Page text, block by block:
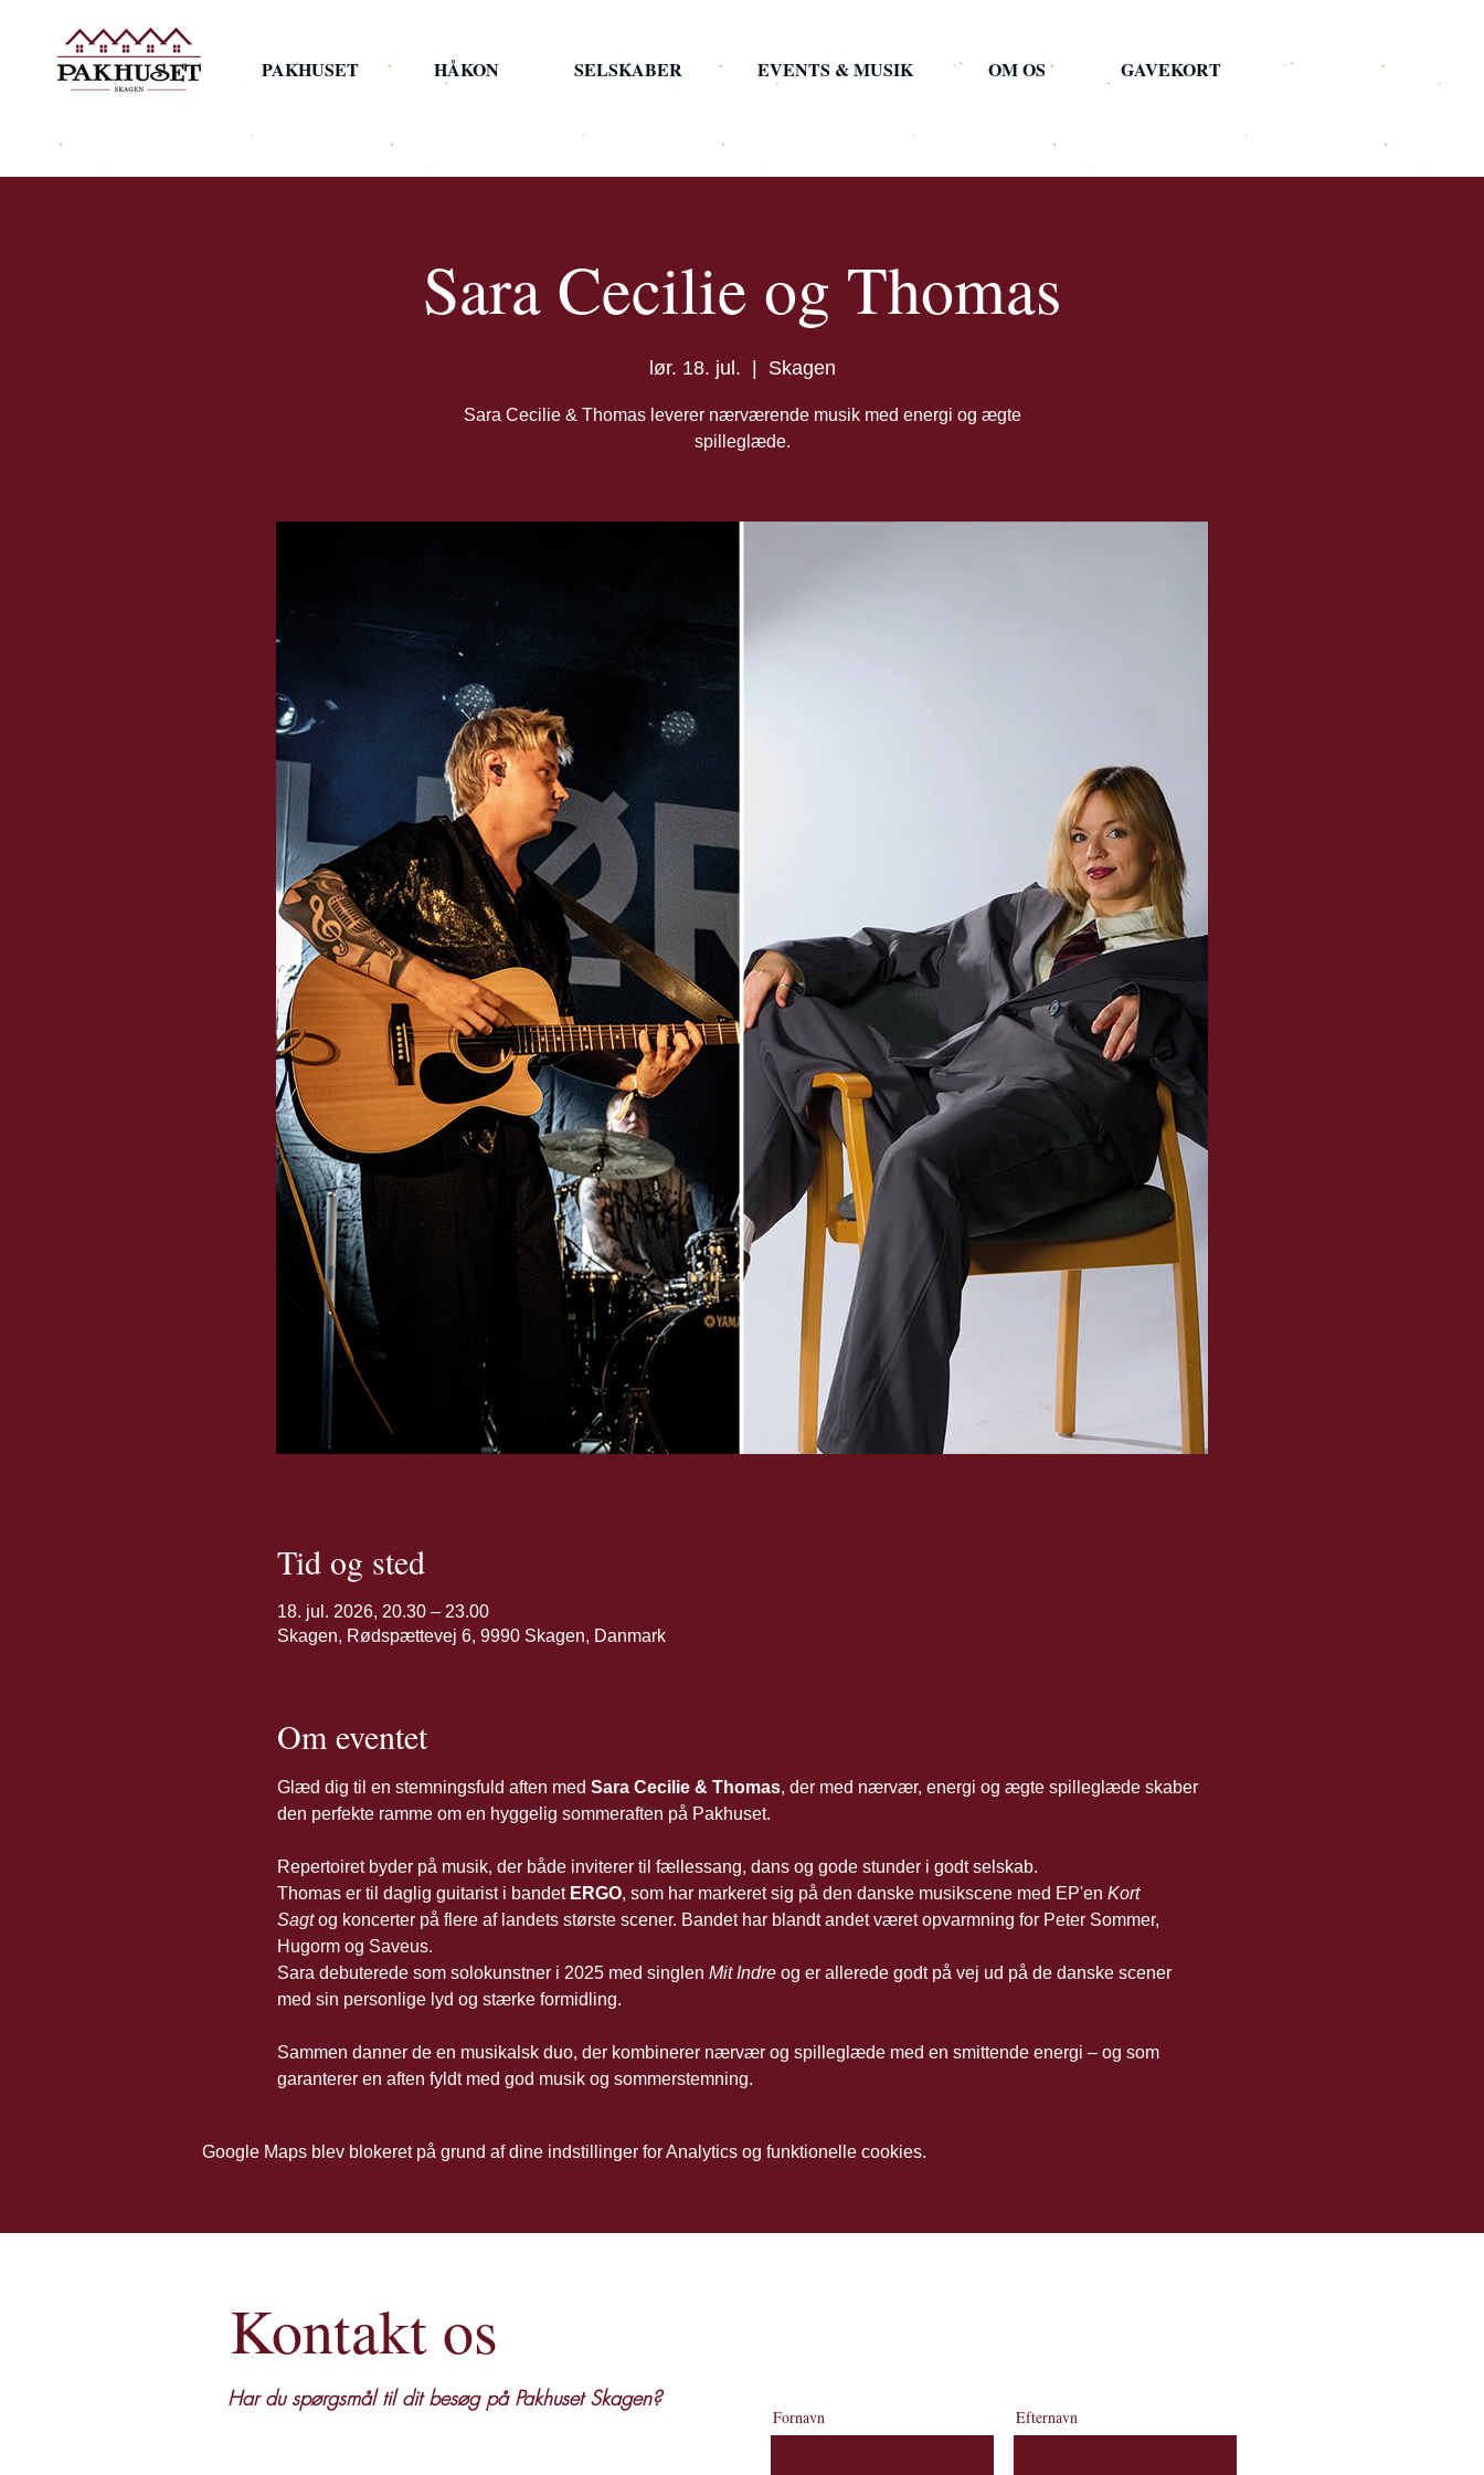
PAKHUSET HÅKON SELSKABER EVENTS & MUSIK OM OS GAVEKORT
Sara Cecilie og Thomas
lør. 18. jul. Skagen
Sara Cecilie & Thomas leverer nærværende musik med energi og ægte
spilleglæde.
Tid og sted
18. jul. 2026, 20.30 – 23.00
Skagen, Rødspættevej 6, 9990 Skagen, Danmark
Om eventet
Glæd dig til en stemningsfuld aften med Sara Cecilie & Thomas, der med nærvær, energi og ægte spilleglæde skaber
den perfekte ramme om en hyggelig sommeraften på Pakhuset.
Repertoiret byder på musik, der både inviterer til fællessang, dans og gode stunder i godt selskab.
Thomas er til daglig guitarist i bandet ERGO, som har markeret sig på den danske musikscene med EP'en Kort
Sagt og koncerter på flere af landets største scener. Bandet har blandt andet været opvarmning for Peter Sommer,
Hugorm og Saveus.
Sara debuterede som solokunstner i 2025 med singlen Mit Indre og er allerede godt på vej ud på de danske scener
med sin personlige lyd og stærke formidling.
Sammen danner de en musikalsk duo, der kombinerer nærvær og spilleglæde med en smittende energi – og som
garanterer en aften fyldt med god musik og sommerstemning.
Google Maps blev blokeret på grund af dine indstillinger for Analytics og funktionelle cookies.
Kontakt os
Har du spørgsmål til dit besøg på Pakhuset Skagen?
Fornavn Efternavn